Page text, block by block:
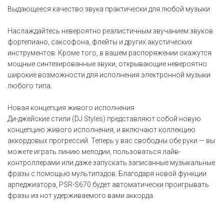
Выдающееся качество звука практически для любой музыки
Наслаждайтесь невероятно реалистичным звучанием звуков
фортепиано, саксофона, флейты и других акустических
инструментов. Кроме того, в вашем распоряжении окажутся
мощные синтезированные звуки, открывающие невероятно
широкие возможности для исполнения электронной музыки
любого типа.
Новая концепция живого исполнения
Ди-джейские стили (DJ Styles) представляют собой новую
концепцию живого исполнения, и включают коллекцию
аккордовых прогрессий. Теперь у вас свободны обе руки — вы
можете играть линию мелодии, пользоваться лайв-
контроллерами или даже запускать записанные музыкальные
фразы с помощью мультипэдов. Благодаря новой функции
арпеджиатора, PSR-S670 будет автоматически проигрывать
фразы из нот удерживаемого вами аккорда.